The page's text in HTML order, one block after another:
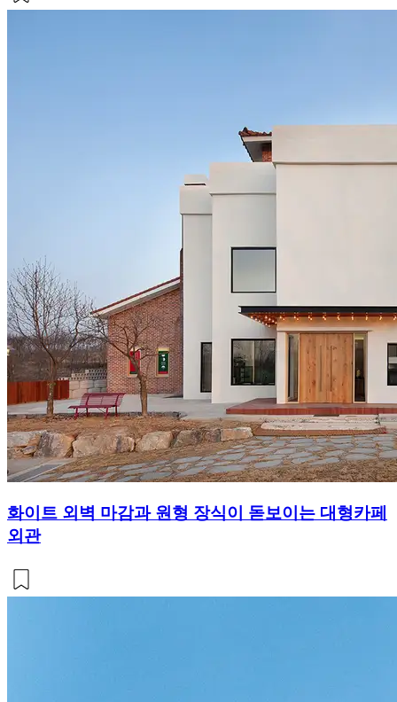
화이트 외벽 마감과 원형 장식이 돋보이는 대형카페
외관